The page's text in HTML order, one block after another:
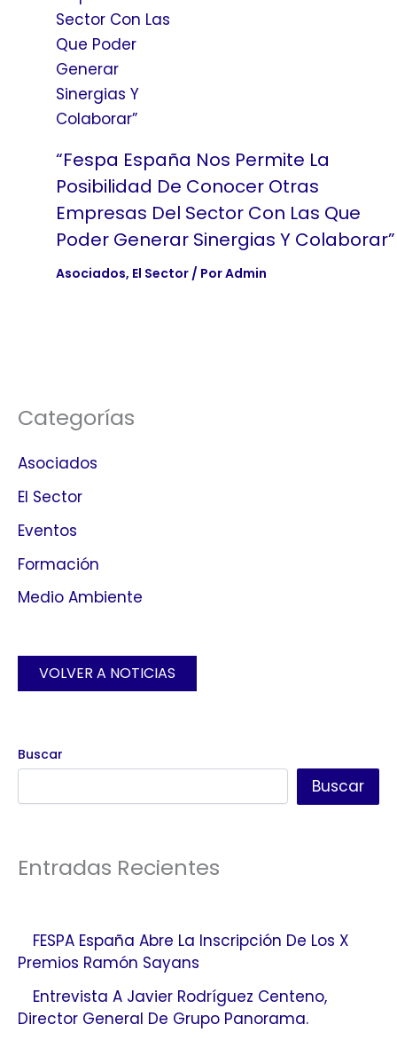
“Fespa España Nos Permite La
Posibilidad De Conocer Otras
Empresas Del Sector Con Las Que
Poder Generar Sinergias Y Colaborar”
Asociados, El Sector/ PorAdmin
Categorías
Asociados
El Sector
Eventos
Formación
Medio Ambiente
VOLVER A NOTICIAS
Buscar
Buscar
Entradas Recientes
FESPA España Abre La Inscripción De Los X
Premios Ramón Sayans
Entrevista A Javier Rodríguez Centeno,
Director General De Grupo Panorama.